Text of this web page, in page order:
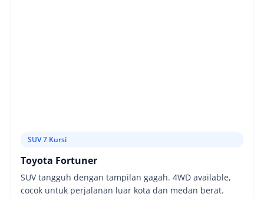
SUV 7 Kursi
Toyota Fortuner
SUV tangguh dengan tampilan gagah. 4WD available,
cocok untuk perjalanan luar kota dan medan berat.